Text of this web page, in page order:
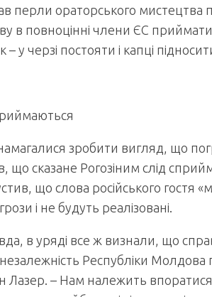
перли ораторського мистецтва
в повноцінні члени ЄС
у черзі постояти і капці
зробити вигляд, що
що сказане Рогозіним слід
що слова російського гостя
і не будуть реалізовані.
в уряді все ж визнали, що
Республіки
Лазер. – Нам належить